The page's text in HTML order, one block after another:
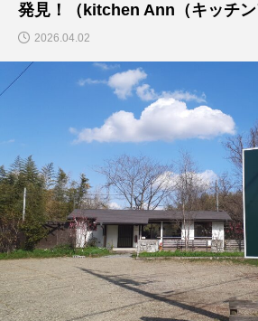
発見！（kitchen Ann（キッチン
2026.04.02